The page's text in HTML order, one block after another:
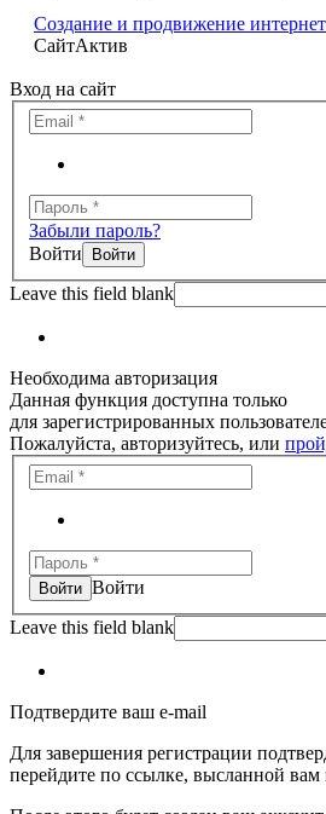
Создание и продвижение
СайтАктив
Вход на сайт
Забыли пароль?
Войти
Leave this field blank
Необходима авторизация
Данная функция доступна только
для зарегистрированных
Пожалуйста, авторизуйтесь, или
Войти
Leave this field blank
Подтвердите ваш e-mail
Для завершения регистрации
перейдите по ссылке, высланной вам